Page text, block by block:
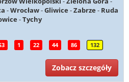
-Wrocław-Gliwice -Zabrze - Ruda
-Tychy
1 22 44 86 132
Zobacz szczegóły